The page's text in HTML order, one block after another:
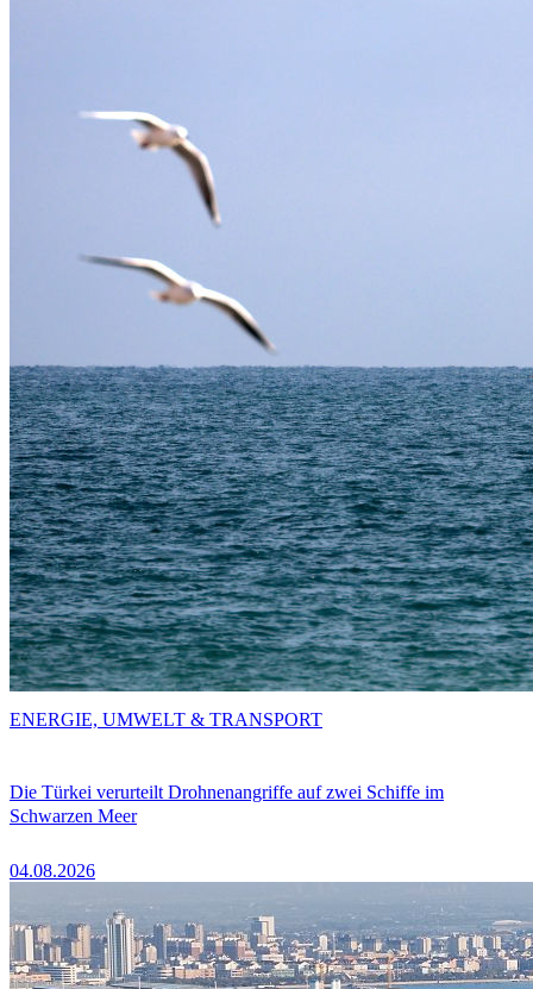
Die Türkei verurteilt Drohnenangriffe auf zwei Schiffe im
Schwarzen Meer
04.08.2026
ENERGIE, UMWELT & TRANSPORT